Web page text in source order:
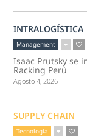
INTRALOGÍSTICA
Management
Isaac Prutsky se
Racking Perú
Agosto 4, 2026
SUPPLY CHAIN
Tecnología